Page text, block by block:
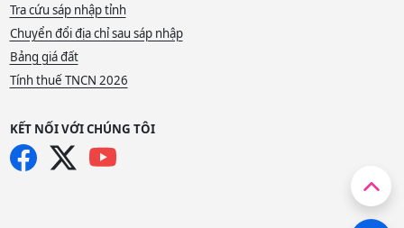
Tra cứu sáp nhập tỉnh
Chuyển đổi địa chỉ sau sáp nhập
Bảng giá đất
Tính thuế TNCN 2026
KẾT NỐI VỚI CHÚNG TÔI